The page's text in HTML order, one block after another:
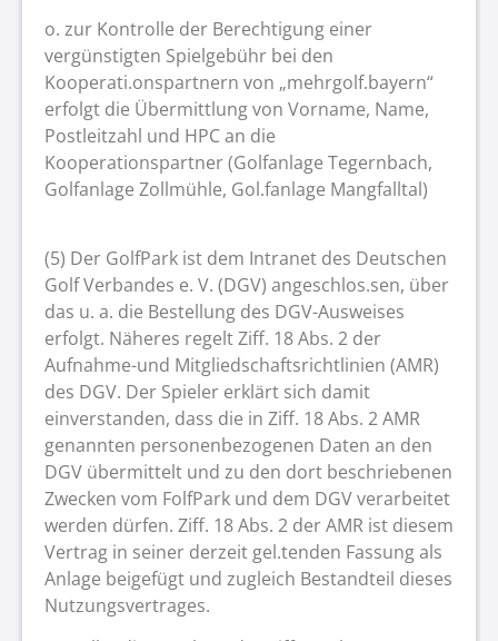
o. zur Kontrolle der Berechtigung einer
vergünstigten Spielgebühr bei den
Kooperati.onspartnern von „mehrgolf.bayern“
erfolgt die Übermittlung von Vorname, Name,
Postleitzahl und HPC an die
Kooperationspartner (Golfanlage Tegernbach,
Golfanlage Zollmühle, Gol.fanlage Mangfalltal)
(5) Der GolfPark ist dem Intranet des Deutschen
Golf Verbandes e. V. (DGV) angeschlos.sen, über
das u. a. die Bestellung des DGV-Ausweises
erfolgt. Näheres regelt Ziff. 18 Abs. 2 der
Aufnahme-und Mitgliedschaftsrichtlinien (AMR)
des DGV. Der Spieler erklärt sich damit
einverstanden, dass die in Ziff. 18 Abs. 2 AMR
genannten personenbezogenen Daten an den
DGV übermittelt und zu den dort beschriebenen
Zwecken vom FolfPark und dem DGV verarbeitet
werden dürfen. Ziff. 18 Abs. 2 der AMR ist diesem
Vertrag in seiner derzeit gel.tenden Fassung als
Anlage beigefügt und zugleich Bestandteil dieses
Nutzungsvertrages.